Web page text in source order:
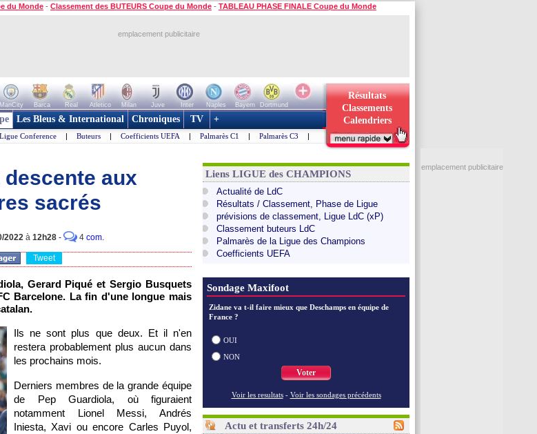
du Monde - Classement des BUTEURS Coupe du Monde - TABLEAU PHASE FINALE Coupe du Monde
emplacement publicitaire
ManCity Barca Real Atletico Milan Juve Inter Naples Bayern
Dortmund
Résultats
Classements
Calendriers
Les Bleus & International Chroniques TV +
Ligue Conference | Buteurs | Coefficients UEFA | Palmarès C1 | Palmarès C3 |
aux
sacrés
2022 à 12h28 - 4 com.
Tweet
Gerard Piqué et Sergio Busquets
Barcelone. La fin d'une longue mais
Ils ne sont plus que deux. Et il n'en
restera probablement plus aucun dans
les prochains mois.
Derniers membres de la grande équipe
de Pep Guardiola, où figuraient
notamment Lionel Messi, Andrés
Iniesta, Xavi ou encore Carles Puyol,
Liens LIGUE des CHAMPIONS
Actualité de LdC
Résultats / Classement, Phase de Ligue
prévisions de classement, Ligue LdC (xP)
Classement buteurs LdC
Palmarès de la Ligue des Champions
Coefficients UEFA
Sondage Maxifoot
Zidane va t-il faire mieux que Deschamps en équipe de
France ?
OUI
NON
Voter
Voir les resultats - Voir les sondages précédents
Actu et transferts 24h/24
emplacement publicitaire